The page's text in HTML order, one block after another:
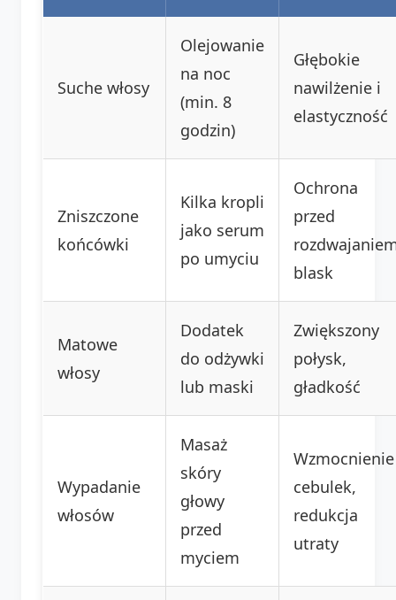
Suche włosy
Olejowanie
na noc
(min. 8
godzin)
Głębokie
nawilżenie i
elastyczność
Zniszczone
końcówki
Kilka kropli
jako serum
po umyciu
Ochrona
przed
blask
Matowe
włosy
Dodatek
do odżywki
lub maski
Zwiększony
połysk,
gładkość
Wypadanie
włosów
Masaż
skóry
głowy
przed
myciem
Wzmocnienie
cebulek,
redukcja
utraty